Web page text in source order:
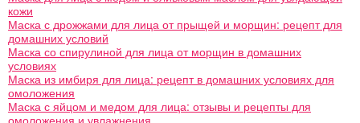
кожи
Маска с дрожжами для лица от прыщей и морщин: рецепт для
домашних условий
Маска со спирулиной для лица от морщин в домашних
условиях
Маска из имбиря для лица: рецепт в домашних условиях для
омоложения
Маска с яйцом и медом для лица: отзывы и рецепты для
омоложения и увлажнения